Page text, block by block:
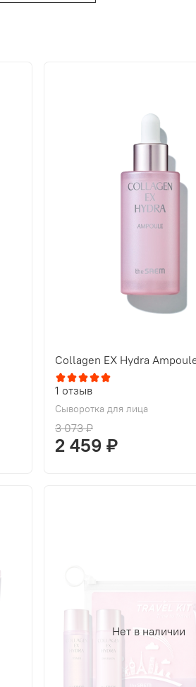
Collagen EX Hydra
1 отзыв
Сыворотка для лица
3 073 ₽
2 459 ₽
Нет в наличии